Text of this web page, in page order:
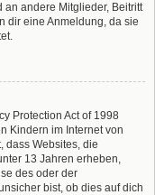
an andere Mitglieder, Beitritt
dir eine Anmeldung, da sie
Protection Act of 1998
Kindern im Internet von
dass Websites, die
13 Jahren erheben,
des oder der
bist, ob dies auf dich